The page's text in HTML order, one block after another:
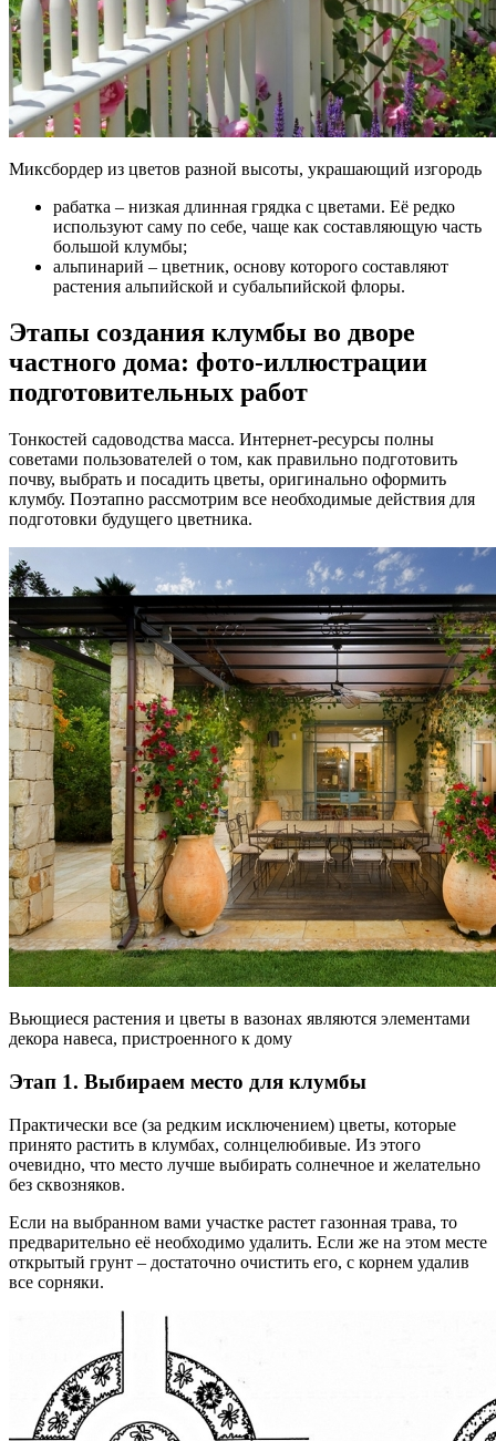
Миксбордер из цветов разной высоты, украшающий изгородь
рабатка – низкая длинная грядка с цветами. Её редко
используют саму по себе, чаще как составляющую часть
большой клумбы;
альпинарий – цветник, основу которого составляют
растения альпийской и субальпийской флоры.
Этапы создания клумбы во дворе
частного дома: фото-иллюстрации
подготовительных работ
Тонкостей садоводства масса. Интернет-ресурсы полны
советами пользователей о том, как правильно подготовить
почву, выбрать и посадить цветы, оригинально оформить
клумбу. Поэтапно рассмотрим все необходимые действия для
подготовки будущего цветника.
Вьющиеся растения и цветы в вазонах являются элементами
декора навеса, пристроенного к дому
Этап 1. Выбираем место для клумбы
Практически все (за редким исключением) цветы, которые
принято растить в клумбах, солнцелюбивые. Из этого
очевидно, что место лучше выбирать солнечное и желательно
без сквозняков.
Если на выбранном вами участке растет газонная трава, то
предварительно её необходимо удалить. Если же на этом месте
открытый грунт – достаточно очистить его, с корнем удалив
все сорняки.